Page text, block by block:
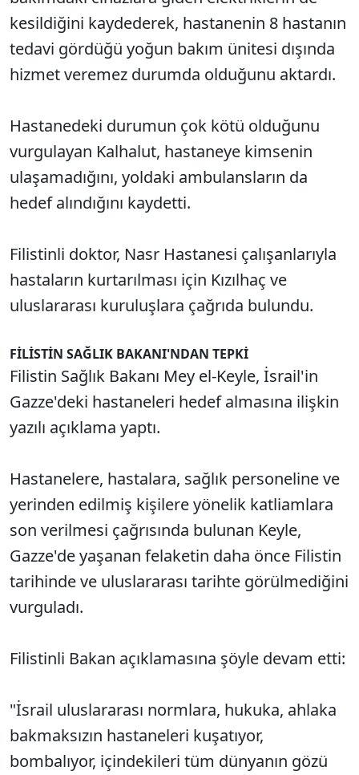
kesildiğini kaydederek, hastanenin 8 hastanın
tedavi gördüğü yoğun bakım ünitesi dışında
hizmet veremez durumda olduğunu aktardı.
Hastanedeki durumun çok kötü olduğunu
vurgulayan Kalhalut, hastaneye kimsenin
ulaşamadığını, yoldaki ambulansların da
hedef alındığını kaydetti.
Filistinli doktor, Nasr Hastanesi çalışanlarıyla
hastaların kurtarılması için Kızılhaç ve
uluslararası kuruluşlara çağrıda bulundu.
FİLİSTİN SAĞLIK BAKANI'NDAN TEPKİ
Filistin Sağlık Bakanı Mey el-Keyle, İsrail'in
Gazze'deki hastaneleri hedef almasına ilişkin
yazılı açıklama yaptı.
Hastanelere, hastalara, sağlık personeline ve
yerinden edilmiş kişilere yönelik katliamlara
son verilmesi çağrısında bulunan Keyle,
Gazze'de yaşanan felaketin daha önce Filistin
tarihinde ve uluslararası tarihte görülmediğini
vurguladı.
Filistinli Bakan açıklamasına şöyle devam etti:
"İsrail uluslararası normlara, hukuka, ahlaka
bakmaksızın hastaneleri kuşatıyor,
bombalıyor, içindekileri tüm dünyanın gözü